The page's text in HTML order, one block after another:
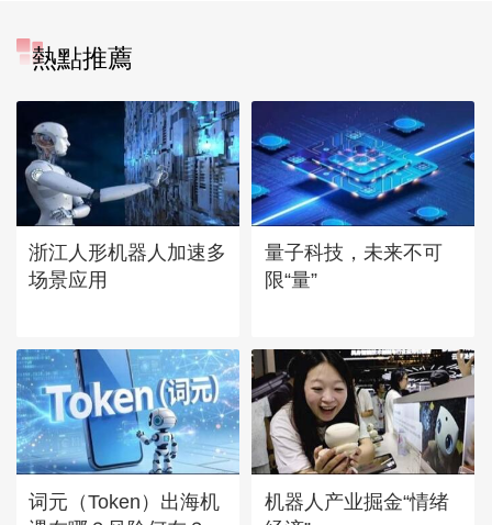
熱點推薦
浙江人形机器人加速多
场景应用
量子科技，未来不可
限“量”
词元（Token）出海机
机器人产业掘金“情绪